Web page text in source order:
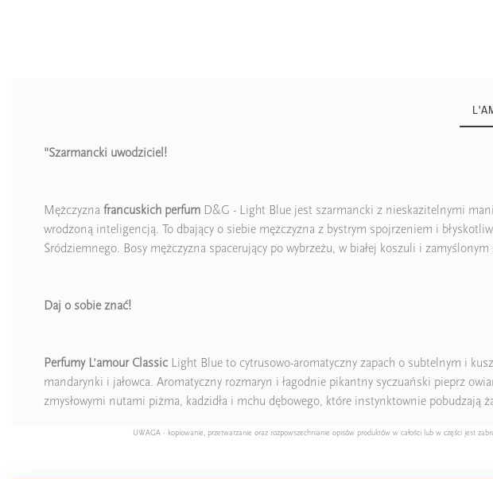
"Szarmancki uwodziciel!
Mężczyzna francuskich perfum D&G - Light Blue jest szarmancki z nieskazitelnymi
wrodzoną inteligencją. To dbający o siebie mężczyzna z bystrym spojrzeniem i
Śródziemnego. Bosy mężczyzna spacerujący po wybrzeżu, w białej koszuli i
Daj o sobie znać!
Perfumy L’amour Classic Light Blue to cytrusowo-aromatyczny zapach o subtelnym i
mandarynki i jałowca. Aromatyczny rozmaryn i łagodnie pikantny syczuański pieprz
zmysłowymi nutami piżma, kadzidła i mchu dębowego, które instynktownie pobudzają
UWAGA - kopiowanie, przetwarzanie oraz rozpowszechnianie opisów produktów w całości lub w części jest